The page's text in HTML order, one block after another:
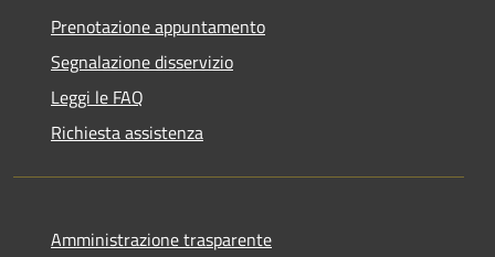
Prenotazione appuntamento
Segnalazione disservizio
Leggi le FAQ
Richiesta assistenza
Amministrazione trasparente